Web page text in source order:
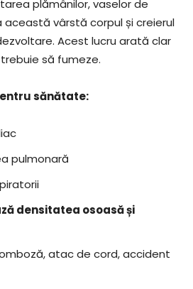
plămânilor, vaselor de
această vârstă corpul și creierul
Acest lucru arată clar
să fumeze.
sănătate:
pulmonară
densitatea osoasă și
atac de cord, accident